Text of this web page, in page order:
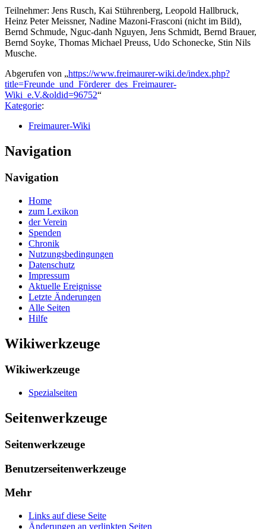
Teilnehmer: Jens Rusch, Kai Stührenberg, Leopold Hallbruck,
Heinz Peter Meissner, Nadine Mazoni-Frasconi (nicht im Bild),
Bernd Schmude, Nguc-danh Nguyen, Jens Schmidt, Bernd Brauer,
Bernd Soyke, Thomas Michael Preuss, Udo Schonecke, Stin Nils
Musche.
Abgerufen von „https://www.freimaurer-wiki.de/index.php?
title=Freunde_und_Förderer_des_Freimaurer-
Wiki_e.V.&oldid=96752“
Kategorie:
Freimaurer-Wiki
Navigation
Navigation
Home
zum Lexikon
der Verein
Spenden
Chronik
Nutzungsbedingungen
Datenschutz
Impressum
Aktuelle Ereignisse
Letzte Änderungen
Alle Seiten
Hilfe
Wikiwerkzeuge
Wikiwerkzeuge
Spezialseiten
Seitenwerkzeuge
Seitenwerkzeuge
Benutzerseitenwerkzeuge
Mehr
Links auf diese Seite
Änderungen an verlinkten Seiten